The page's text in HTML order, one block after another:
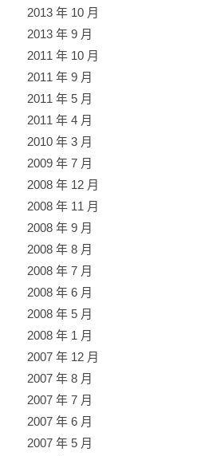
2013 年 10 月
2013 年 9 月
2011 年 10 月
2011 年 9 月
2011 年 5 月
2011 年 4 月
2010 年 3 月
2009 年 7 月
2008 年 12 月
2008 年 11 月
2008 年 9 月
2008 年 8 月
2008 年 7 月
2008 年 6 月
2008 年 5 月
2008 年 1 月
2007 年 12 月
2007 年 8 月
2007 年 7 月
2007 年 6 月
2007 年 5 月